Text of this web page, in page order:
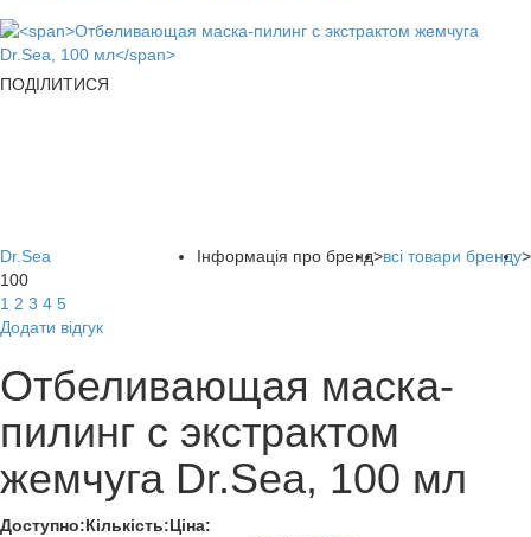
ПОДІЛИТИСЯ
Інформація про бренд>всі товари бренду>
Dr.Sea
100
1 2 3 4 5
Додати відгук
Отбеливающая маска-
пилинг с экстрактом
жемчуга Dr.Sea, 100 мл
Доступно:Кількість:Ціна: